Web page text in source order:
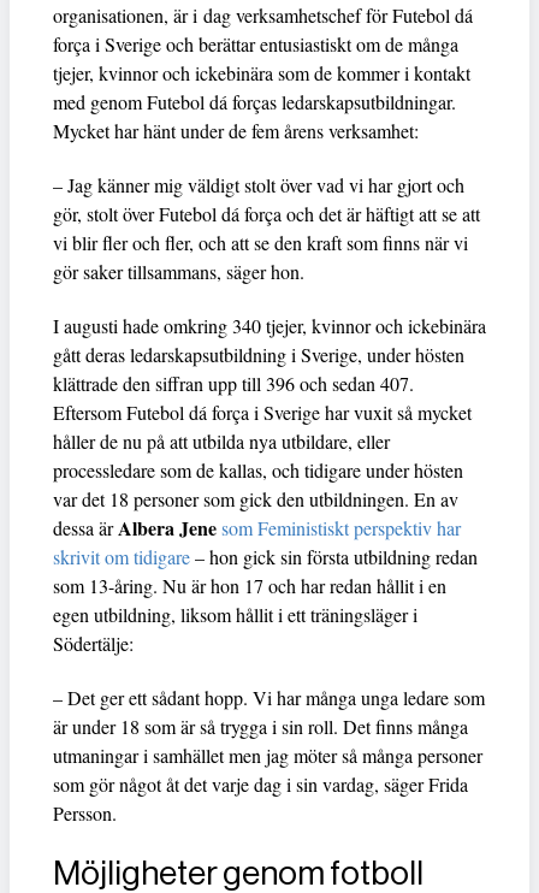
organisationen, är i dag verksamhetschef för Futebol dá
força i Sverige och berättar entusiastiskt om de många
tjejer, kvinnor och ickebinära som de kommer i kontakt
med genom Futebol dá forças ledarskapsutbildningar.
Mycket har hänt under de fem årens verksamhet:
– Jag känner mig väldigt stolt över vad vi har gjort och
gör, stolt över Futebol dá força och det är häftigt att se att
vi blir fler och fler, och att se den kraft som finns när vi
gör saker tillsammans, säger hon.
I augusti hade omkring 340 tjejer, kvinnor och ickebinära
gått deras ledarskapsutbildning i Sverige, under hösten
klättrade den siffran upp till 396 och sedan 407.
Eftersom Futebol dá força i Sverige har vuxit så mycket
håller de nu på att utbilda nya utbildare, eller
processledare som de kallas, och tidigare under hösten
var det 18 personer som gick den utbildningen. En av
dessa ärAlbera Jenesom Feministiskt perspektiv har
skrivit om tidigare– hon gick sin första utbildning redan
som 13-åring. Nu är hon 17 och har redan hållit i en
egen utbildning, liksom hållit i ett träningsläger i
Södertälje:
– Det ger ett sådant hopp. Vi har många unga ledare som
är under 18 som är så trygga i sin roll. Det finns många
utmaningar i samhället men jag möter så många personer
som gör något åt det varje dag i sin vardag, säger Frida
Persson.
Möjligheter genom fotboll